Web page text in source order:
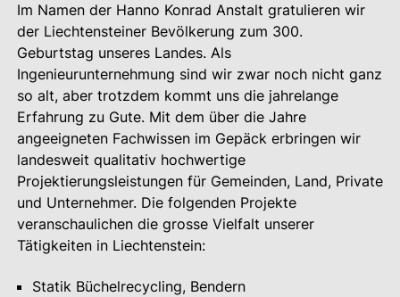
Im Namen der Hanno Konrad Anstalt gratulieren wir
der Liechtensteiner Bevölkerung zum 300.
Geburtstag unseres Landes. Als
Ingenieurunternehmung sind wir zwar noch nicht ganz
so alt, aber trotzdem kommt uns die jahrelange
Erfahrung zu Gute. Mit dem über die Jahre
angeeigneten Fachwissen im Gepäck erbringen wir
landesweit qualitativ hochwertige
Projektierungsleistungen für Gemeinden, Land, Private
und Unternehmer. Die folgenden Projekte
veranschaulichen die grosse Vielfalt unserer
Tätigkeiten in Liechtenstein:
Statik Büchelrecycling, Bendern